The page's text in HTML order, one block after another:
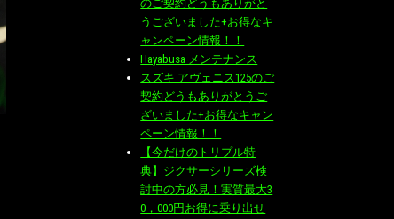
のご契約どうもありがと
うございました+お得なキ
ャンペーン情報！！
Hayabusa メンテナンス
スズキ アヴェニス125のご
契約どうもありがとうご
ざいました+お得なキャン
ペーン情報！！
【今だけのトリプル特
典】ジクサーシリーズ検
討中の方必見！実質最大3
0，000円お得に乗り出せ